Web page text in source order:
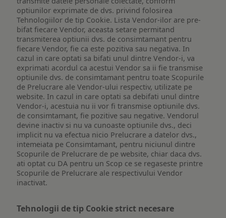
optiunilor exprimate de dvs. privind folosirea
Tehnologiilor de tip Cookie. Lista Vendor-ilor are pre-
bifat fiecare Vendor, aceasta setare permitand
transmiterea optiunii dvs. de consimtamant pentru
fiecare Vendor, fie ca este pozitiva sau negativa. In
cazul in care optati sa bifati unul dintre Vendor-i, va
exprimati acordul ca acestui Vendor sa ii fie transmise
optiunile dvs. de consimtamant pentru toate Scopurile
de Prelucrare ale Vendor-ului respectiv, utilizate pe
website. In cazul in care optati sa debifati unul dintre
Vendor-i, acestuia nu ii vor fi transmise optiunile dvs.
de consimtamant, fie pozitive sau negative. Vendorul
devine inactiv si nu va cunoaste optiunile dvs., deci
implicit nu va efectua nicio Prelucrare a datelor dvs.,
intemeiata pe Consimtamant, pentru niciunul dintre
Scopurile de Prelucrare de pe website, chiar daca dvs.
ati optat cu DA pentru un Scop ce se regaseste printre
Scopurile de Prelucrare ale respectivului Vendor
inactivat.
Tehnologii de tip Cookie strict necesare